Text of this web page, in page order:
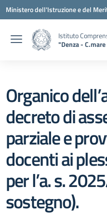
Vai ai contenuti
Vai al menu di navigazione
Vai al footer
Ministero dell'Istruzione e del
Istituto
"Denza -
Organico
decreto di
parziale e
docenti ai
per l’a. s.
sostegno).